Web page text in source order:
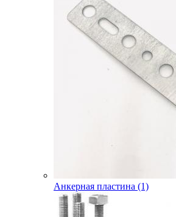
Анкерная пластина (1)